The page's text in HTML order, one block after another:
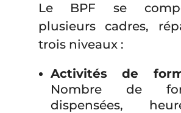
Le BPF se
plusieurs cadres,
trois niveaux :
Activités de
Nombre de
dispensées,